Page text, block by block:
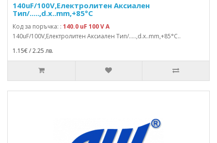
140uF/100V,Електролитен Аксиален
Тип/.....,d.x..mm,+85°C
Код за поръчка: : 140.0 uF 100 V A
140uF/100V,Електролитен Аксиален Тип/.....,d.x..mm,+85°C..
1.15€ / 2.25 лв.